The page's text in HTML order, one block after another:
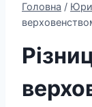
Головна /